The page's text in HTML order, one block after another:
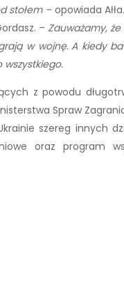
stołem – opowiada
– Zauważamy,
w wojnę. A kiedy
z powodu
Spraw
szereg innych
oraz program